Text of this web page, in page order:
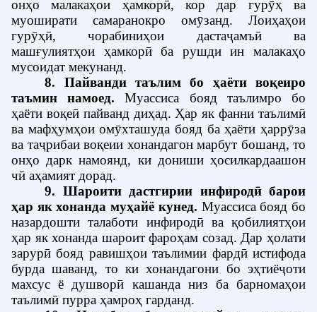
онҳо малакаҳои ҳамкорӣ, кор дар гурӯҳ ва
муоширати самаранокро омӯзанд. Лоиҳаҳои
гурӯҳӣ, чорабиниҳои дастаҷамъӣ ва
машғулиятҳои ҳамкорӣ ба рушди ин малакаҳо
мусоидат мекунанд.
8. Пайванди таълим бо ҳаёти воқеиро
таъмин намоед.Муассиса бояд таълимро бо
ҳаёти воқеӣ пайванд диҳад. Ҳар як фанни таълимӣ
ва мафҳумҳои омӯхташуда бояд ба ҳаёти ҳаррӯза
ва таҷрибаи воқеии хонандагон марбут бошанд, то
онҳо дарк намоянд, ки дониши ҳосилкардаашон
чӣ аҳамият дорад.
9. Шароити дастгирии инфиродӣ барои
ҳар як хонанда муҳайё кунед. Муассиса бояд бо
назардошти талаботи инфиродӣ ва қобилиятҳои
ҳар як хонанда шароит фароҳам созад. Дар ҳолати
зарурӣ бояд равишҳои таълимии фардӣ истифода
бурда шаванд, то ки хонандагони бо эҳтиёҷоти
махсус ё душворӣ кашанда низ ба барномаҳои
таълимӣ пурра ҳамроҳ гарданд.